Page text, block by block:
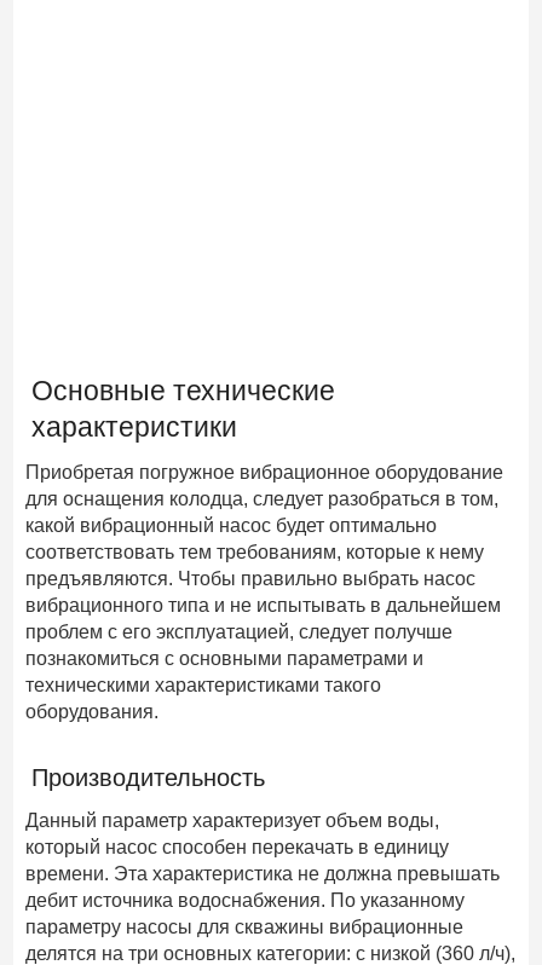
Основные технические
характеристики
Приобретая погружное вибрационное оборудование
для оснащения колодца, следует разобраться в том,
какой вибрационный насос будет оптимально
соответствовать тем требованиям, которые к нему
предъявляются. Чтобы правильно выбрать насос
вибрационного типа и не испытывать в дальнейшем
проблем с его эксплуатацией, следует получше
познакомиться с основными параметрами и
техническими характеристиками такого
оборудования.
Производительность
Данный параметр характеризует объем воды,
который насос способен перекачать в единицу
времени. Эта характеристика не должна превышать
дебит источника водоснабжения. По указанному
параметру насосы для скважины вибрационные
делятся на три основных категории: с низкой (360 л/ч),